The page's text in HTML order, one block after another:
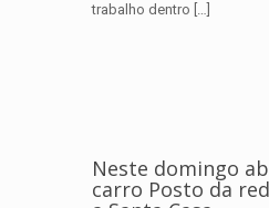
trabalho dentro […]
Neste domingo
carro Posto da